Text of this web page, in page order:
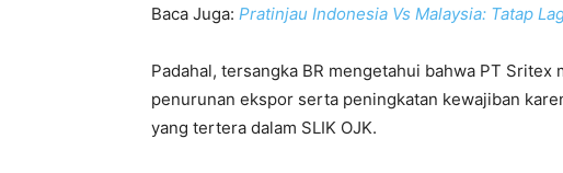
Baca Juga: Pratinjau Indonesia Vs Malaysia: Tatap
Padahal, tersangka BR mengetahui bahwa PT
penurunan ekspor serta peningkatan kewajiban
yang tertera dalam SLIK OJK.